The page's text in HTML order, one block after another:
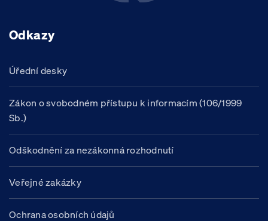
Odkazy
Úřední desky
Zákon o svobodném přístupu k informacím (106/1999
Sb.)
Odškodnění za nezákonná rozhodnutí
Veřejné zakázky
Ochrana osobních údajů